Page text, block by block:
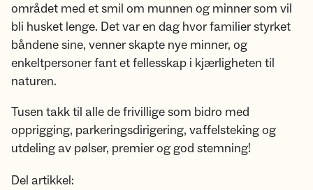
området med et smil om munnen og minner som vil
bli husket lenge. Det var en dag hvor familier styrket
båndene sine, venner skapte nye minner, og
enkeltpersoner fant et fellesskap i kjærligheten til
naturen.
Tusen takk til alle de frivillige som bidro med
opprigging, parkeringsdirigering, vaffelsteking og
utdeling av pølser, premier og god stemning!
Del artikkel: